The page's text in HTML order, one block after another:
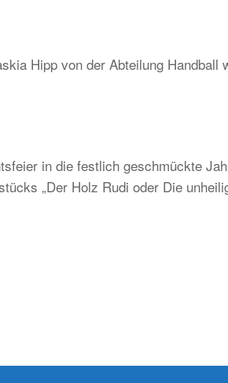
Beständig
jugend-
und
Hipp von der Abteilung Handball
in die festlich geschmückte
„Der Holz Rudi oder Die